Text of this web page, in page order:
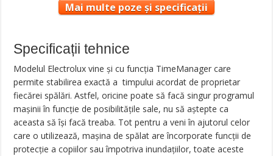
Mai multe poze și specificații
Specificații tehnice
Modelul Electrolux vine şi cu funcţia TimeManager care
permite stabilirea exactă a timpului acordat de proprietar
fiecărei spălări. Astfel, oricine poate să facă singur programul
maşinii în funcţie de posibilităţile sale, nu să aştepte ca
aceasta să îşi facă treaba. Tot pentru a veni în ajutorul celor
care o utilizează, maşina de spălat are încorporate funcţii de
protecţie a copiilor sau împotriva inundaţiilor, toate aceste